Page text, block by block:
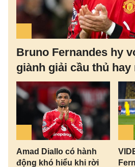
Bruno Fernandes hy
giành giải cầu thủ hay
Amad Diallo có hành
động khó hiểu khi rời